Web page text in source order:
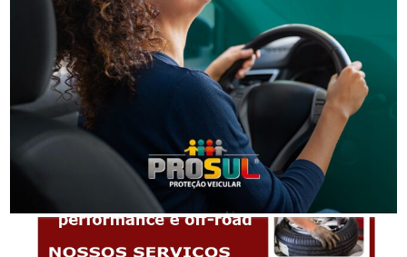
Homem procurado pela Justiça é preso em Orleans
-Anúncio-